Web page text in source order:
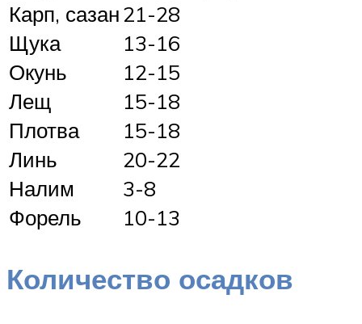
Карп, сазан21-28
Щука
13-16
Окунь
12-15
Лещ
15-18
Плотва
15-18
Линь
20-22
Налим
3-8
Форель
10-13
Количество осадков